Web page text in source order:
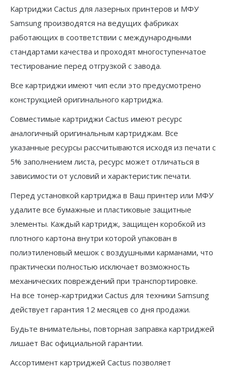
3300/3305
Картриджи Cactus для лазерных принтеров и МФУ
Samsung производятся на ведущих фабриках
работающих в соответствии с международными
стандартами качества и проходят многоступенчатое
тестирование перед отгрузкой с завода.
Все картриджи имеют чип если это предусмотрено
конструкцией оригинального картриджа.
Совместимые картриджи Cactus имеют ресурс
аналогичный оригинальным картриджам. Все
указанные ресурсы рассчитываются исходя из печати с
5% заполнением листа, ресурс может отличаться в
зависимости от условий и характеристик печати.
Перед установкой картриджа в Ваш принтер или МФУ
удалите все бумажные и пластиковые защитные
элементы. Каждый картридж, защищен коробкой из
плотного картона внутри которой упакован в
полиэтиленовый мешок с воздушными карманами, что
практически полностью исключает возможность
механических повреждений при транспортировке.
На все тонер-картриджи Cactus для техники Samsung
действует гарантия 12 месяцев со дня продажи.
Будьте внимательны, повторная заправка картриджей
лишает Вас официальной гарантии.
Ассортимент картриджей Cactus позволяет